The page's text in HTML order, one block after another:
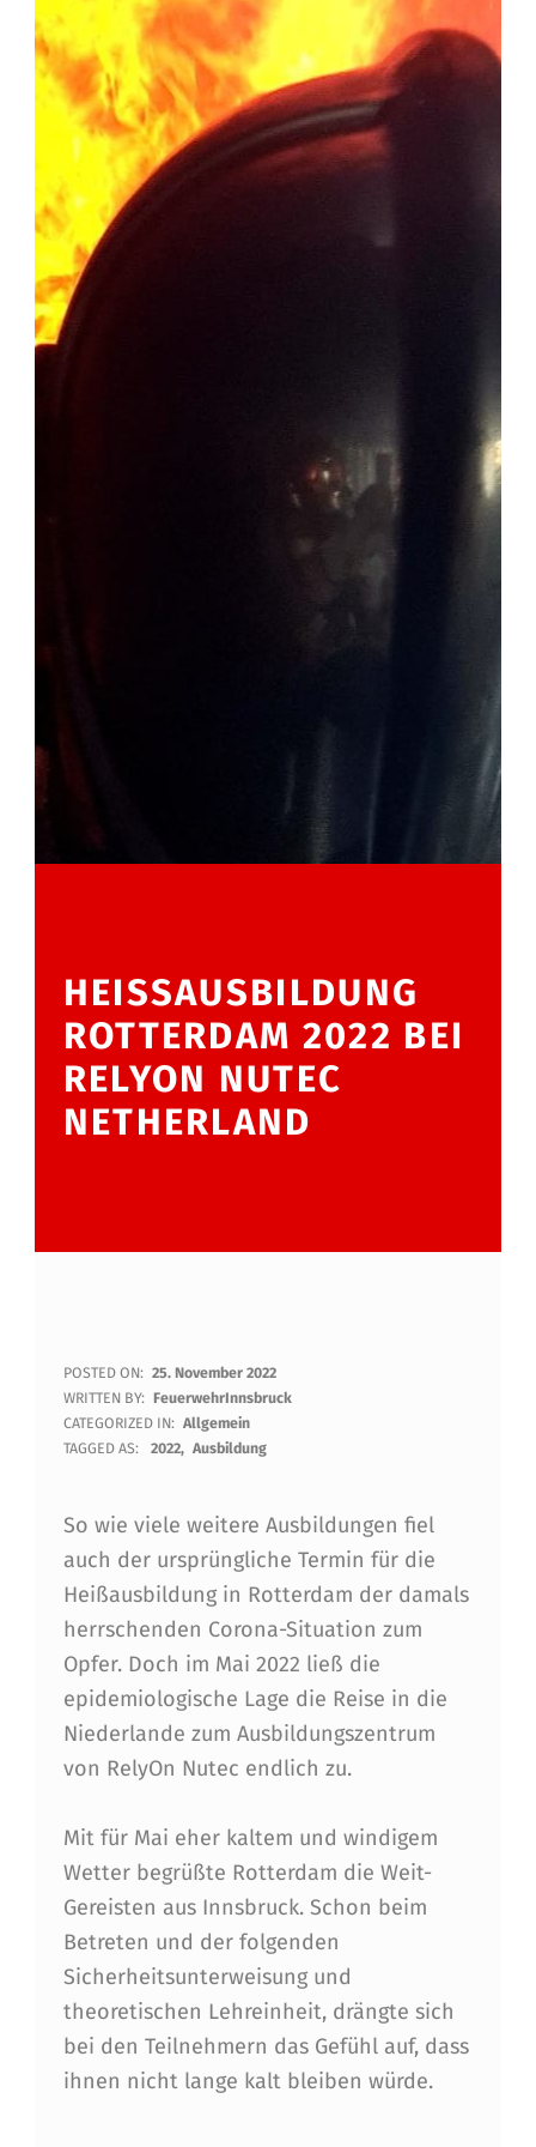
HEISSAUSBILDUNG R
OTTERDAM 2022 BEI R
ELYON NUTEC N
ETHERLAND
H
E
I
SS
A
U
S
B
I
L
U
N
G
R
O
T
POSTED ON: 25. November 2022
WRITTEN BY: FeuerwehrInnsbruck
CATEGORIZED IN: Allgemein
TAGGED AS:
2022 Ausbildung
So wie viele weitere Ausbildungen fiel
auch der ursprüngliche Termin für die
Heißausbildung in Rotterdam der damals
herrschenden Corona-Situation zum
Opfer. Doch im Mai 2022 ließ die
epidemiologische Lage die Reise in die
Niederlande zum Ausbildungszentrum
von RelyOn Nutec endlich zu.
Mit für Mai eher kaltem und windigem
Wetter begrüßte Rotterdam die Weit-
Gereisten aus Innsbruck. Schon beim
Betreten und der folgenden
Sicherheitsunterweisung und
theoretischen Lehreinheit, drängte sich
bei den Teilnehmern das Gefühl auf, dass
ihnen nicht lange kalt bleiben würde.